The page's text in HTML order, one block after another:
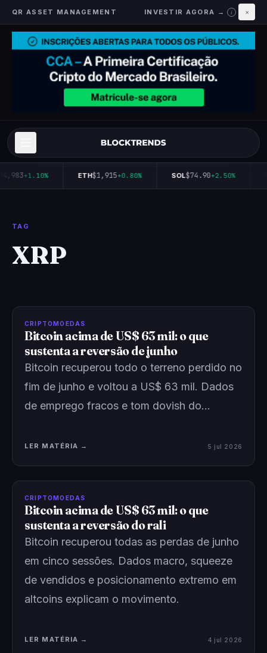
QR ASSET MANAGEMENT INVESTIR AGORA → i ×
+1.10% ETH$1,915+0.80% SOL$74.90+2.50%
TAG
XRP
CRIPTOMOEDAS
Bitcoin acima de US$ 63 mil: o que
sustenta a reversão de junho
Bitcoin recuperou todo o terreno perdido no
fim de junho e voltou a US$ 63 mil. Dados
de emprego fracos e tom dovish do…
LER MATÉRIA → 5 jul 2026
CRIPTOMOEDAS
Bitcoin acima de US$ 63 mil: o que
sustenta a reversão do rali
Bitcoin recuperou todas as perdas de junho
em cinco sessões. Dados macro, squeeze
de vendidos e posicionamento extremo em
altcoins explicam o movimento.
LER MATÉRIA → 4 jul 2026